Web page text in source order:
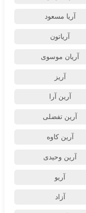
آریا مسعود
آریاتون
آریان موسوی
آریز
آرین آرا
آرین تفضلی
آرین کاوه
آرین وحیدی
آریو
آزاد